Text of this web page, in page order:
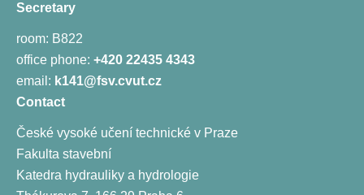
Secretary
room: B822
office phone: +420 22435 4343
email: k141@fsv.cvut.cz
Contact
České vysoké učení technické v Praze
Fakulta stavební
Katedra hydrauliky a hydrologie